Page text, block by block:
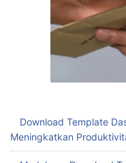
Download Template
Meningkatkan